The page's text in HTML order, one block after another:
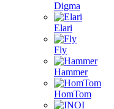
Digma
Elari
Fly
Hammer
HomTom